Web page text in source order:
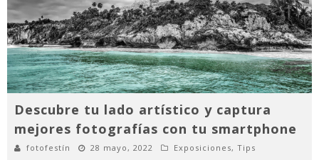
Descubre tu lado artístico y captura
mejores fotografías con tu smartphone
fotofestín 28 mayo, 2022 Exposiciones, Tips